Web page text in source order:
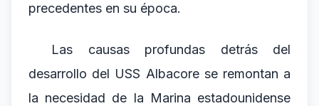
precedentes en su época.
Las causas profundas detrás del
desarrollo del USS Albacore se remontan a
la necesidad de la Marina estadounidense